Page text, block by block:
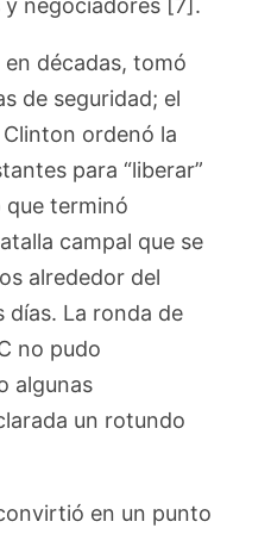
negociadores [7].
décadas, tomó
de seguridad; el
ordenó la
para “liberar”
que terminó
campal que se
alrededor del
días. La ronda de
no pudo
algunas
un rotundo
en un punto